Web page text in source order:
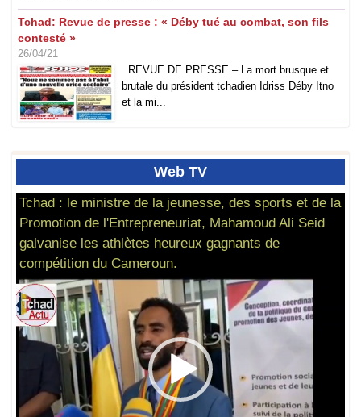
Tchad: Revue de presse : « Déby tué au combat, son fils
contesté »
26/04/21
REVUE DE PRESSE – La mort brusque et
brutale du président tchadien Idriss Déby Itno
et la mi...
Web TV
Tchad : le ministre de la jeunesse, des sports et de la
Promotion de l'Entrepreneuriat, Mahamoud Ali Seid
galvanise les athlètes heureux gagnants de
compétition du Cameroun.